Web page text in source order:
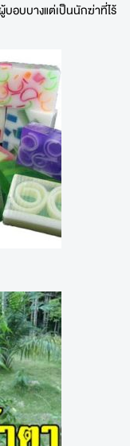
อบบางแต่เป็นนักฆ่าที่ไร้